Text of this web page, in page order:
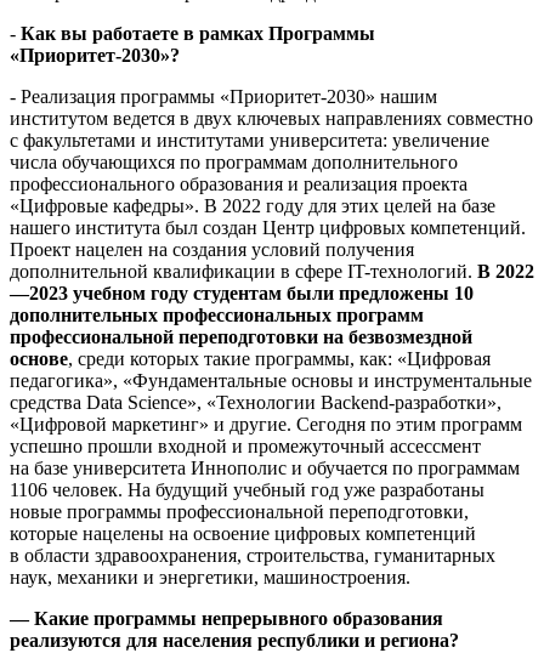
- Как вы работаете в рамках Программы
«Приоритет-2030»?
- Реализация программы «Приоритет-2030» нашим
институтом ведется в двух ключевых направлениях совместно
с факультетами и институтами университета: увеличение
числа обучающихся по программам дополнительного
профессионального образования и реализация проекта
«Цифровые кафедры». В 2022 году для этих целей на базе
нашего института был создан Центр цифровых компетенций.
Проект нацелен на создания условий получения
дополнительной квалификации в сфере IT-технологий. В 2022
—2023 учебном году студентам были предложены 10
дополнительных профессиональных программ
профессиональной переподготовки на безвозмездной
основе, среди которых такие программы, как: «Цифровая
педагогика», «Фундаментальные основы и инструментальные
средства Data Science», «Технологии Backend-разработки»,
«Цифровой маркетинг» и другие. Сегодня по этим программ
успешно прошли входной и промежуточный ассессмент
на базе университета Иннополис и обучается по программам
1106 человек. На будущий учебный год уже разработаны
новые программы профессиональной переподготовки,
которые нацелены на освоение цифровых компетенций
в области здравоохранения, строительства, гуманитарных
наук, механики и энергетики, машиностроения.
— Какие программы непрерывного образования
реализуются для населения республики и региона?